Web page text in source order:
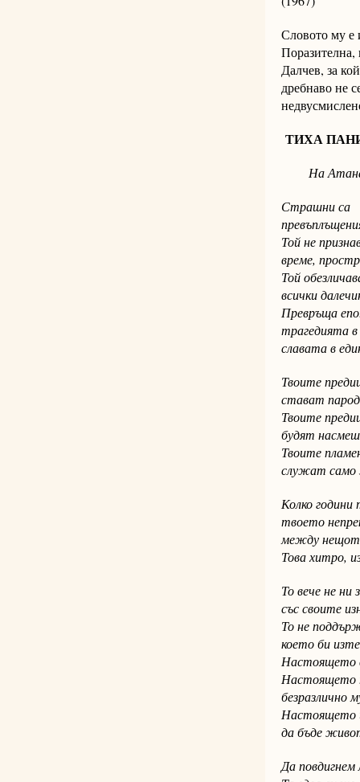
Словото му е
Поразителна,
Далчев, за
дребнаво не
ТИХА
На
Страшни са
Той не
време,
Той
всички
Превръща
трагедията в
славата в
Твоите
стават
Твоите
будят
Твоите
служат само
Колко
твоето
между
Това хитро,
То вече не ни
със своите
То не
което би
Настоящето
Настоящето
безразлично
Настоящето
да бъде
Да